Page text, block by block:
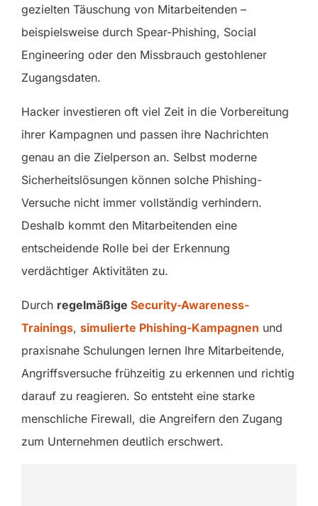
gezielten Täuschung von Mitarbeitenden –
beispielsweise durch Spear-Phishing, Social
Engineering oder den Missbrauch gestohlener
Zugangsdaten.
Hacker investieren oft viel Zeit in die Vorbereitung
ihrer Kampagnen und passen ihre Nachrichten
genau an die Zielperson an. Selbst moderne
Sicherheitslösungen können solche Phishing-
Versuche nicht immer vollständig verhindern.
Deshalb kommt den Mitarbeitenden eine
entscheidende Rolle bei der Erkennung
verdächtiger Aktivitäten zu.
Durch regelmäßige Security-Awareness-
Trainings, simulierte Phishing-Kampagnen und
praxisnahe Schulungen lernen Ihre Mitarbeitende,
Angriffsversuche frühzeitig zu erkennen und richtig
darauf zu reagieren. So entsteht eine starke
menschliche Firewall, die Angreifern den Zugang
zum Unternehmen deutlich erschwert.